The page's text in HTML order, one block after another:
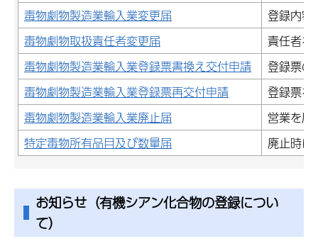
毒物劇物製造業輸入業変更届
登録内容
毒物劇物取扱責任者変更届
責任者を
毒物劇物製造業輸入業登録票書換え交付申請
登録票の
毒物劇物製造業輸入業登録票再交付申請
登録票を
毒物劇物製造業輸入業廃止届
営業を廃
特定毒物所有品目及び数量届
廃止時に
お知らせ（有機シアン化合物の登録につい
て）